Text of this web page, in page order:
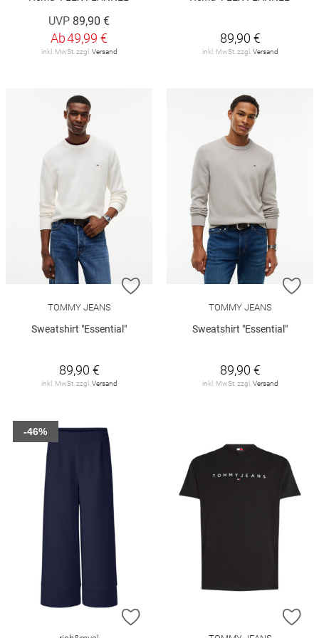
UVP 89,90 €
Ab49,99 €
inkl. MwSt. zzgl. Versand
89,90 €
inkl. MwSt. zzgl. Versand
ZUR WUNSCHLISTE HINZUFÜGEN
TOMMY JEANS
Sweatshirt "Essential"
89,90 €
inkl. MwSt. zzgl. Versand
TOMMY JEANS
Sweatshirt "Essential"
89,90 €
inkl. MwSt. zzgl. Versand
ZUR WUNSCHLISTE HINZUFÜGEN
-46%